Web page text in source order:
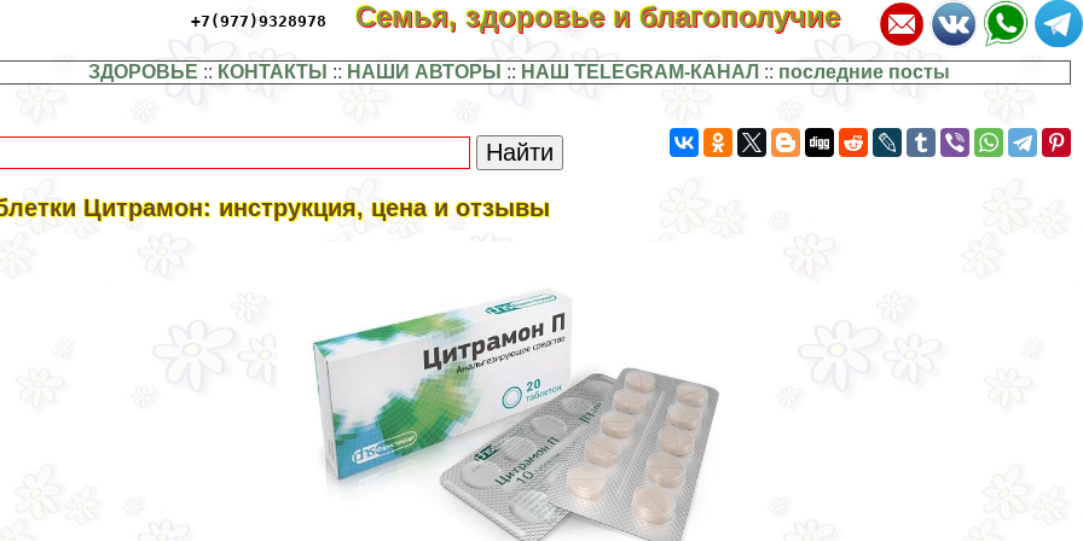
+7(977)9328978 Семья, здоровье и благополучие
ЗДОРОВЬЕ :: КОНТАКТЫ :: НАШИ АВТОРЫ :: НАШ TELEGRAM-КАНАЛ :: последние посты
Цитрамон: инструкция, цена и отзывы